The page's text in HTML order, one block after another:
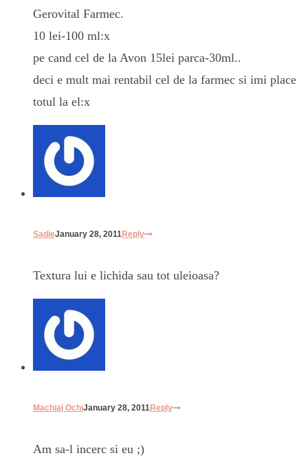
Gerovital Farmec.
10 lei-100 ml:x
pe cand cel de la Avon 15lei parca-30ml..
deci e mult mai rentabil cel de la farmec si imi place
totul la el:x
SadieJanuary 28, 2011Reply
Textura lui e lichida sau tot uleioasa?
Machiaj OchiJanuary 28, 2011Reply
Am sa-l incerc si eu ;)